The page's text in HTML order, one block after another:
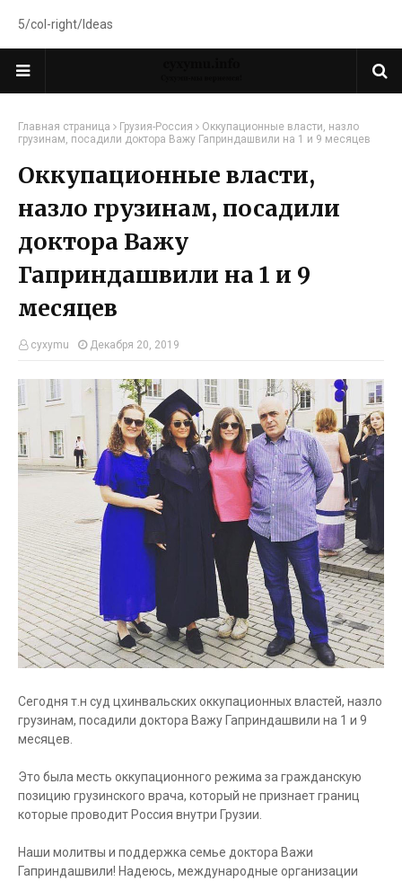
5/col-right/Ideas
Главная страница Грузия-Россия
Оккупационные власти, назло
грузинам, посадили доктора Важу Гаприндашвили на 1 и 9 месяцев
Оккупационные власти,
назло грузинам, посадили
доктора Важу
Гаприндашвили на 1 и 9
месяцев
cyxymu Декабря 20, 2019
Сегодня т.н суд цхинвальских оккупационных властей, назло
грузинам, посадили доктора Важу Гаприндашвили на 1 и 9
месяцев.
Это была месть оккупационного режима за гражданскую
позицию грузинского врача, который не признает границ
которые проводит Россия внутри Грузии.
Наши молитвы и поддержка семье доктора Важи
Гаприндашвили! Надеюсь, международные организации